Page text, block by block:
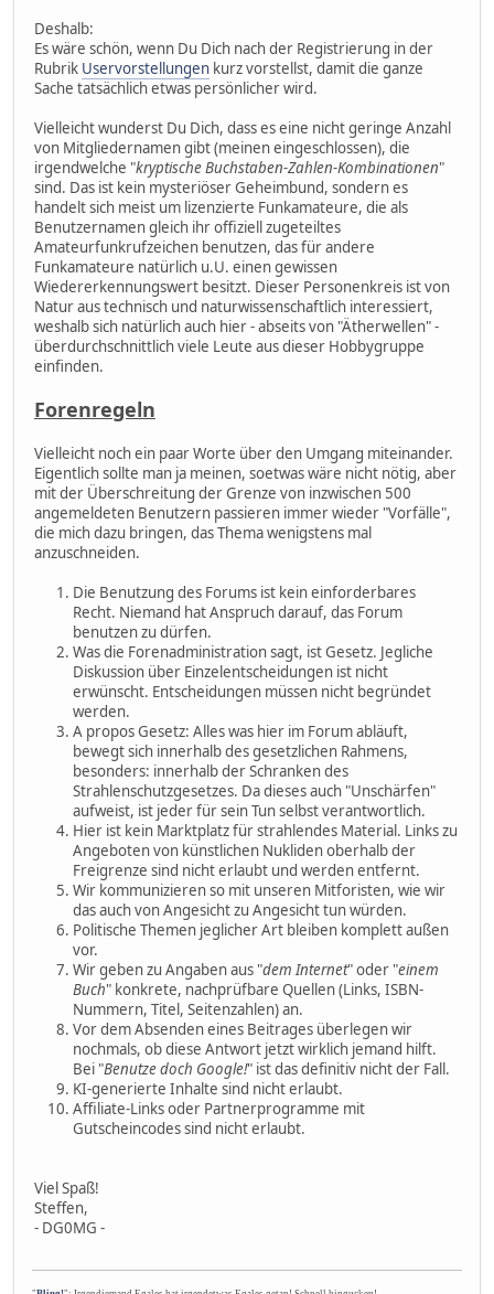
Deshalb:
Es wäre schön, wenn Du Dich nach der Registrierung in der
Rubrik Uservorstellungen kurz vorstellst, damit die ganze
Sache tatsächlich etwas persönlicher wird.
Vielleicht wunderst Du Dich, dass es eine nicht geringe Anzahl
von Mitgliedernamen gibt (meinen eingeschlossen), die
irgendwelche "kryptische Buchstaben-Zahlen-Kombinationen"
sind. Das ist kein mysteriöser Geheimbund, sondern es
handelt sich meist um lizenzierte Funkamateure, die als
Benutzernamen gleich ihr offiziell zugeteiltes
Amateurfunkrufzeichen benutzen, das für andere
Funkamateure natürlich u.U. einen gewissen
Wiedererkennungswert besitzt. Dieser Personenkreis ist von
Natur aus technisch und naturwissenschaftlich interessiert,
weshalb sich natürlich auch hier - abseits von "Ätherwellen" -
überdurchschnittlich viele Leute aus dieser Hobbygruppe
einfinden.
Forenregeln
Vielleicht noch ein paar Worte über den Umgang miteinander.
Eigentlich sollte man ja meinen, soetwas wäre nicht nötig, aber
mit der Überschreitung der Grenze von inzwischen 500
angemeldeten Benutzern passieren immer wieder "Vorfälle",
die mich dazu bringen, das Thema wenigstens mal
anzuschneiden.
Die Benutzung des Forums ist kein einforderbares
Recht. Niemand hat Anspruch darauf, das Forum
benutzen zu dürfen.
Was die Forenadministration sagt, ist Gesetz. Jegliche
Diskussion über Einzelentscheidungen ist nicht
erwünscht. Entscheidungen müssen nicht begründet
werden.
A propos Gesetz: Alles was hier im Forum abläuft,
bewegt sich innerhalb des gesetzlichen Rahmens,
besonders: innerhalb der Schranken des
Strahlenschutzgesetzes. Da dieses auch "Unschärfen"
aufweist, ist jeder für sein Tun selbst verantwortlich.
Hier ist kein Marktplatz für strahlendes Material. Links zu
Angeboten von künstlichen Nukliden oberhalb der
Freigrenze sind nicht erlaubt und werden entfernt.
Wir kommunizieren so mit unseren Mitforisten, wie wir
das auch von Angesicht zu Angesicht tun würden.
Politische Themen jeglicher Art bleiben komplett außen
vor.
Wir geben zu Angaben aus "dem Internet" oder "einem
Buch" konkrete, nachprüfbare Quellen (Links, ISBN-
Nummern, Titel, Seitenzahlen) an.
Vor dem Absenden eines Beitrages überlegen wir
nochmals, ob diese Antwort jetzt wirklich jemand hilft.
Bei "Benutze doch Google!" ist das definitiv nicht der Fall.
KI-generierte Inhalte sind nicht erlaubt.
Affiliate-Links oder Partnerprogramme mit
Gutscheincodes sind nicht erlaubt.
Viel Spaß!
Steffen,
- DG0MG -